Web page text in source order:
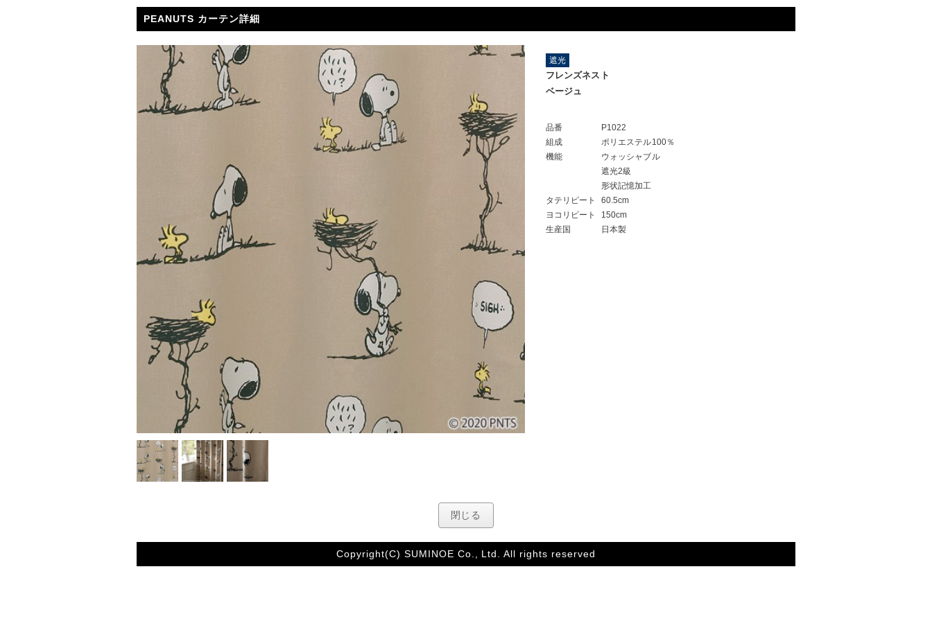
PEANUTS カーテン詳細
遮光
フレンズネスト
ベージュ
品番
P1022
組成
ポリエステル100％
機能
ウォッシャブル
遮光2級
形状記憶加工
タテリピート
60.5cm
ヨコリピート
150cm
生産国
日本製
閉じる
Copyright(C) SUMINOE Co., Ltd. All rights reserved